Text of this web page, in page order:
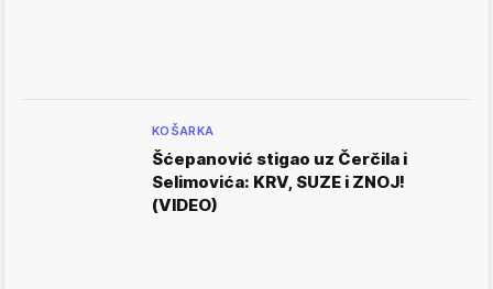
KOŠARKA
Šćepanović stigao uz Čerčila i
Selimovića: KRV, SUZE i ZNOJ!
(VIDEO)